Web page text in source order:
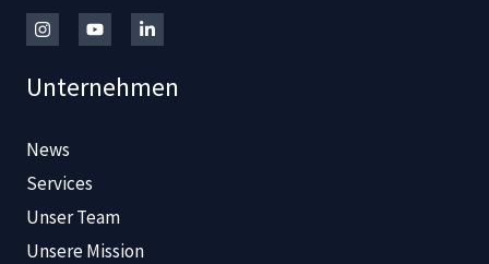
Unternehmen
News
Services
Unser Team
Unsere Mission